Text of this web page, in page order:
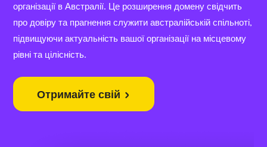
організації в Австралії. Це розширення домену свідчить
про довіру та прагнення служити австралійській спільноті,
підвищуючи актуальність вашої організації на місцевому
рівні та цілісність.
Отримайте свій